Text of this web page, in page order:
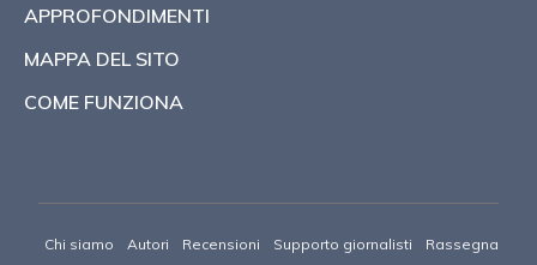
APPROFONDIMENTI
MAPPA DEL SITO
COME FUNZIONA
Chi siamo Autori Recensioni Supporto giornalisti
Rassegna